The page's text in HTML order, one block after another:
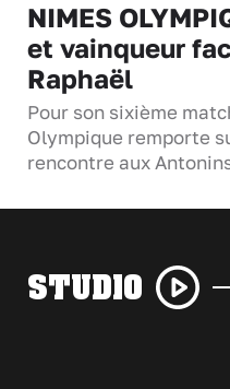
NIMES
et vainqueur
Raphaël
Pour son sixième
Olympique remporte
rencontre aux
STUDIO